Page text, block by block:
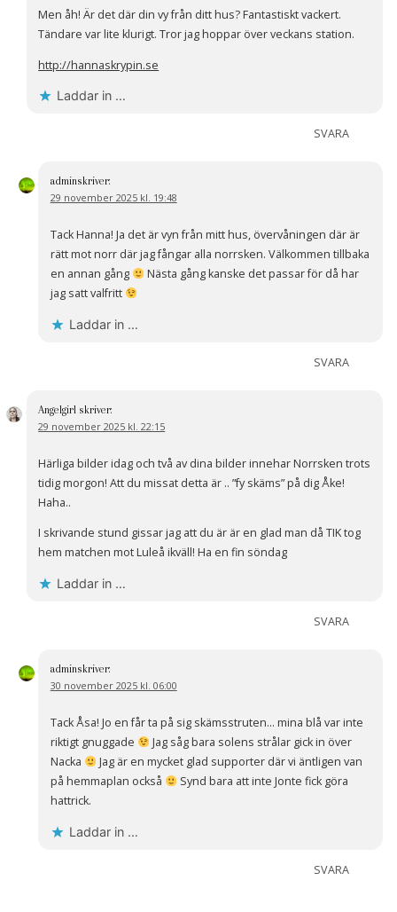
Men åh! Är det där din vy från ditt hus? Fantastiskt vackert.
Tändare var lite klurigt. Tror jag hoppar över veckans station.
http://hannaskrypin.se
Laddar in …
SVARA
adminskriver:
29 november 2025 kl. 19:48
Tack Hanna! Ja det är vyn från mitt hus, övervåningen där är
rätt mot norr där jag fångar alla norrsken. Välkommen tillbaka
en annan gång
Nästa gång kanske det passar för då har
jag satt valfritt
Laddar in …
SVARA
Angelgirl skriver:
29 november 2025 kl. 22:15
Härliga bilder idag och två av dina bilder innehar Norrsken trots
tidig morgon! Att du missat detta är .. ”fy skäms” på dig Åke!
Haha..
I skrivande stund gissar jag att du är är en glad man då TIK tog
hem matchen mot Luleå ikväll! Ha en fin söndag
Laddar in …
SVARA
adminskriver:
30 november 2025 kl. 06:00
Tack Åsa! Jo en får ta på sig skämsstruten… mina blå var inte
riktigt gnuggade
Jag såg bara solens strålar gick in över
Nacka
Jag är en mycket glad supporter där vi äntligen van
på hemmaplan också
Synd bara att inte Jonte fick göra
hattrick.
Laddar in …
SVARA